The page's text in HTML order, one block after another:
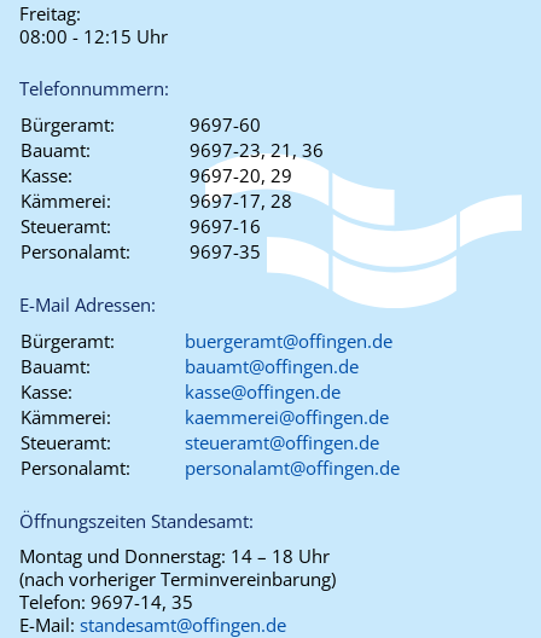
Freitag:
08:00 - 12:15 Uhr
Telefonnummern:
Bürgeramt:
9697-60
Bauamt:
9697-23, 21, 36
Kasse:
9697-20, 29
Kämmerei:
9697-17, 28
Steueramt:
9697-16
Personalamt:
9697-35
E-Mail Adressen:
Bürgeramt:
buergeramt@offingen.de
Bauamt:
bauamt@offingen.de
Kasse:
kasse@offingen.de
Kämmerei:
kaemmerei@offingen.de
Steueramt:
steueramt@offingen.de
Personalamt:
personalamt@offingen.de
Öffnungszeiten Standesamt:
Montag und Donnerstag: 14 – 18 Uhr
(nach vorheriger Terminvereinbarung)
Telefon: 9697-14, 35
E-Mail: standesamt@offingen.de